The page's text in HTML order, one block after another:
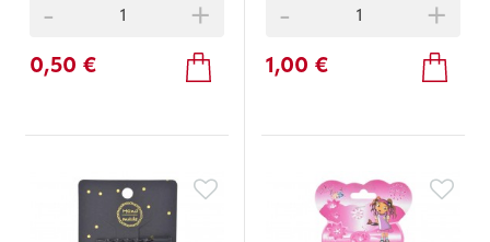
- +
0,50 €
- +
1,00 €